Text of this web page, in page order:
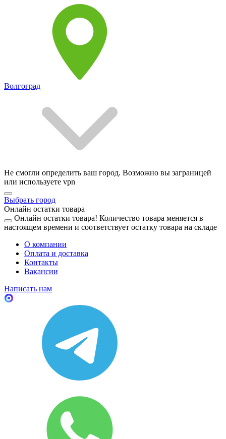
Волгоград
Не смогли определить ваш город. Возможно вы заграницей
или используете vpn
Выбрать город
Онлайн остатки товара
Онлайн остатки товара! Количество товара меняется в
настоящем времени и соответствует остатку товара на складе
О компании
Оплата и доставка
Контакты
Вакансии
Написать нам